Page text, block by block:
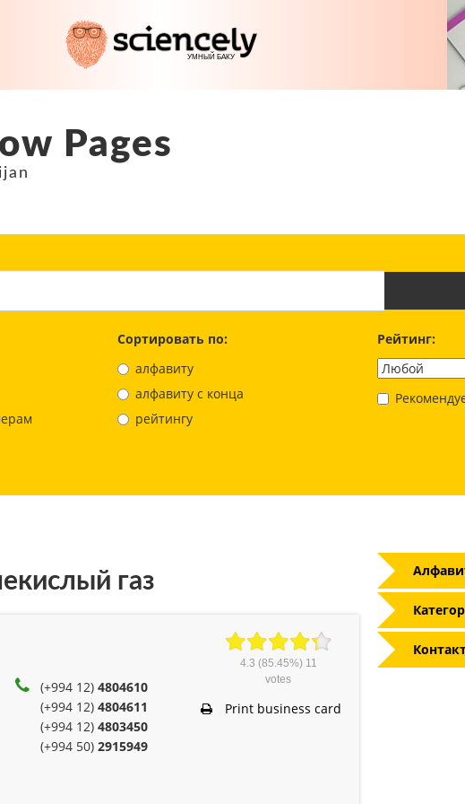
Pages
Сортировать по:
алфавиту
aлфавиту с конца
рейтингу
Рейтинг:
газ
(+994 12)4804610
(+994 12)4804611
(+994 12)4803450
(+994 50)2915949
4.3 (85.45%) 11
votes
Print business card